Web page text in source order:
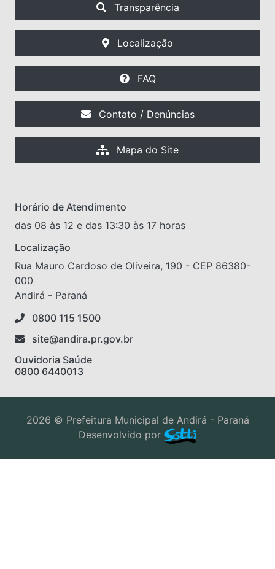
Transparência
Localização
FAQ
Contato / Denúncias
Mapa do Site
Horário de Atendimento
das 08 às 12 e das 13:30 às 17 horas
Localização
Rua Mauro Cardoso de Oliveira, 190 - CEP 86380-
000
Andirá - Paraná
0800 115 1500
site@andira.pr.gov.br
Ouvidoria Saúde
0800 6440013
2026 © Prefeitura Municipal de Andirá - Paraná
Desenvolvido por